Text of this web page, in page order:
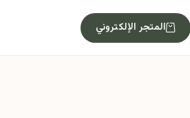
المتجر الإلكتروني